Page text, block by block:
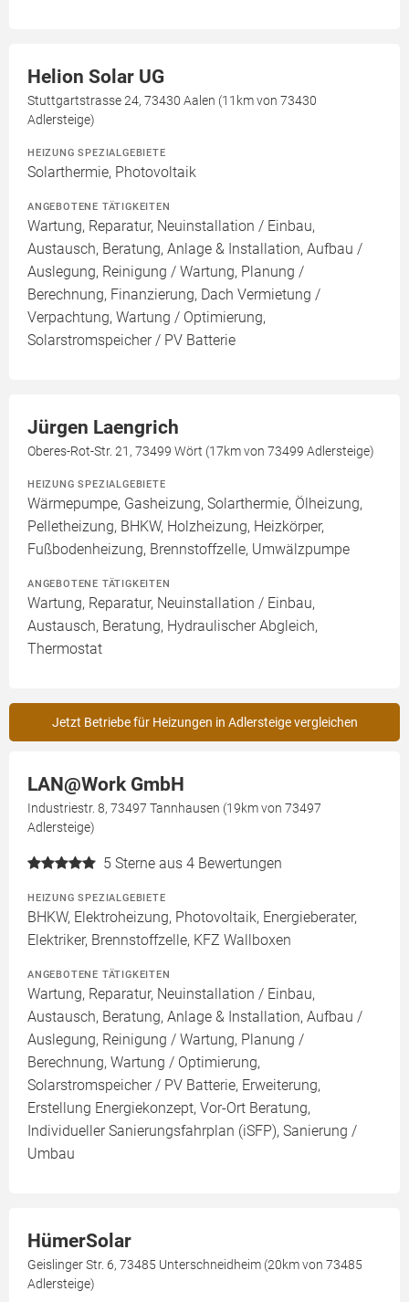
Helion Solar UG
Stuttgartstrasse 24, 73430 Aalen (11km von 73430
Adlersteige)
HEIZUNG SPEZIALGEBIETE
Solarthermie, Photovoltaik
ANGEBOTENE TÄTIGKEITEN
Wartung, Reparatur, Neuinstallation / Einbau,
Austausch, Beratung, Anlage & Installation, Aufbau /
Auslegung, Reinigung / Wartung, Planung /
Berechnung, Finanzierung, Dach Vermietung /
Verpachtung, Wartung / Optimierung,
Solarstromspeicher / PV Batterie
Jürgen Laengrich
Oberes-Rot-Str. 21, 73499 Wört (17km von 73499 Adlersteige)
HEIZUNG SPEZIALGEBIETE
Wärmepumpe, Gasheizung, Solarthermie, Ölheizung,
Pelletheizung, BHKW, Holzheizung, Heizkörper,
Fußbodenheizung, Brennstoffzelle, Umwälzpumpe
ANGEBOTENE TÄTIGKEITEN
Wartung, Reparatur, Neuinstallation / Einbau,
Austausch, Beratung, Hydraulischer Abgleich,
Thermostat
Jetzt Betriebe für Heizungen in Adlersteige vergleichen
LAN@Work GmbH
Industriestr. 8, 73497 Tannhausen (19km von 73497
Adlersteige)
5 Sterne aus 4 Bewertungen
HEIZUNG SPEZIALGEBIETE
BHKW, Elektroheizung, Photovoltaik, Energieberater,
Elektriker, Brennstoffzelle, KFZ Wallboxen
ANGEBOTENE TÄTIGKEITEN
Wartung, Reparatur, Neuinstallation / Einbau,
Austausch, Beratung, Anlage & Installation, Aufbau /
Auslegung, Reinigung / Wartung, Planung /
Berechnung, Wartung / Optimierung,
Solarstromspeicher / PV Batterie, Erweiterung,
Erstellung Energiekonzept, Vor-Ort Beratung,
Individueller Sanierungsfahrplan (iSFP), Sanierung /
Umbau
HümerSolar
Geislinger Str. 6, 73485 Unterschneidheim (20km von 73485
Adlersteige)